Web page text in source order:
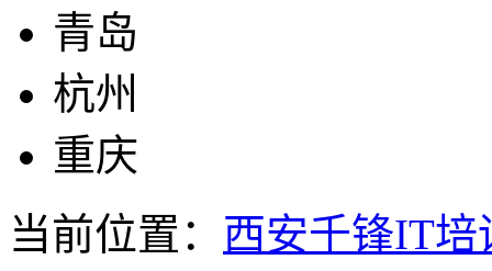
青岛
杭州
重庆
当前位置： 西安千锋IT培